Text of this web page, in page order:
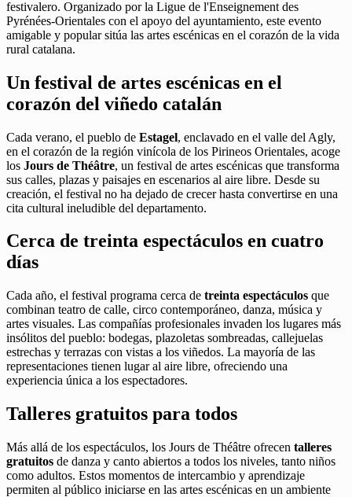
festivalero. Organizado por la Ligue de l'Enseignement des
Pyrénées-Orientales con el apoyo del ayuntamiento, este evento
amigable y popular sitúa las artes escénicas en el corazón de la vida
rural catalana.
Un festival de artes escénicas en el
corazón del viñedo catalán
Cada verano, el pueblo de Estagel, enclavado en el valle del Agly,
en el corazón de la región vinícola de los Pirineos Orientales, acoge
los Jours de Théâtre, un festival de artes escénicas que transforma
sus calles, plazas y paisajes en escenarios al aire libre. Desde su
creación, el festival no ha dejado de crecer hasta convertirse en una
cita cultural ineludible del departamento.
Cerca de treinta espectáculos en cuatro
días
Cada año, el festival programa cerca de treinta espectáculos que
combinan teatro de calle, circo contemporáneo, danza, música y
artes visuales. Las compañías profesionales invaden los lugares más
insólitos del pueblo: bodegas, plazoletas sombreadas, callejuelas
estrechas y terrazas con vistas a los viñedos. La mayoría de las
representaciones tienen lugar al aire libre, ofreciendo una
experiencia única a los espectadores.
Talleres gratuitos para todos
Más allá de los espectáculos, los Jours de Théâtre ofrecen talleres
gratuitos de danza y canto abiertos a todos los niveles, tanto niños
como adultos. Estos momentos de intercambio y aprendizaje
permiten al público iniciarse en las artes escénicas en un ambiente